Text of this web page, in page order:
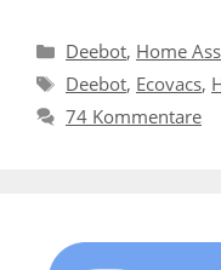
Kategorien
Deebot, Home
Schlagwörter
Deebot, Ecovacs,
74 Kommentare